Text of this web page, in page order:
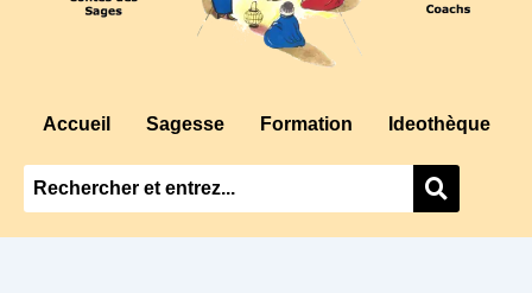
Accueil Sagesse Formation Ideothèque